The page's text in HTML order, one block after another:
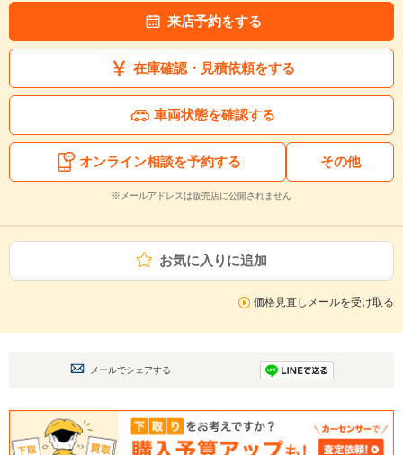
来店予約をする
在庫確認・見積依頼をする
車両状態を確認する
オンライン相談を予約する その他
※メールアドレスは販売店に公開されません
お気に入りに追加
価格見直しメールを受け取る
メールでシェアする